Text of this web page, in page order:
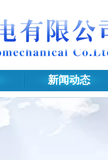
新闻动态